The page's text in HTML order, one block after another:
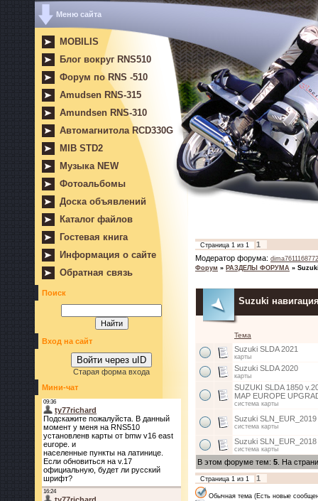
Меню сайта
MOBILIS
Блог вокруг RNS510
Форум по RNS -510
Amudsen RNS-315
Amundsen RNS-310
Автомагнитола RCD330G
MIB STD2
Музыка NEW
Фотоальбомы
Доска объявлений
Каталог файлов
Гостевая книга
Информация о сайте
Обратная связь
Поиск
Вход на сайт
Войти через uID
Старая форма входа
Мини-чат
Страница 1 из 1
1
Модератор форума: dima7611168772
Форум » РАЗДЕЛЫ ФОРУМА »
Suzuki
Тема
Suzuki SLDA 2021
карты
Suzuki SLDA 2020
карты
SUZUKI SLDA 1850
MAP EUROPE
система карты
Suzuki
система карты
Suzuki
система карты
В этом форуме тем: 5 . На
Страница 1 из 1 1
Обычная тема (Есть новые